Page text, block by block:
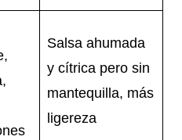
Salsa ahumada
y cítrica pero sin
mantequilla, más
ligereza